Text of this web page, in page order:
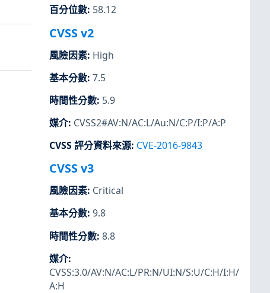
百分位數: 58.12
CVSS v2
風險因素: High
基本分數: 7.5
時間性分數: 5.9
媒介: CVSS2#AV:N/AC:L/Au:N/C:P/I:P/A:P
CVSS 評分資料來源: CVE-2016-9843
CVSS v3
風險因素: Critical
基本分數: 9.8
時間性分數: 8.8
媒介:
CVSS:3.0/AV:N/AC:L/PR:N/UI:N/S:U/C:H/I:H/
A:H